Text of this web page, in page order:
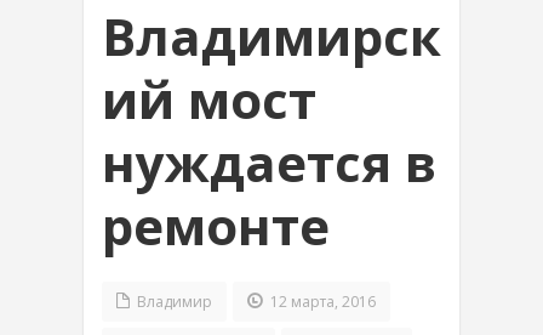
Владимирск
ий мост
нуждается в
ремонте
Владимир 12 марта, 2016